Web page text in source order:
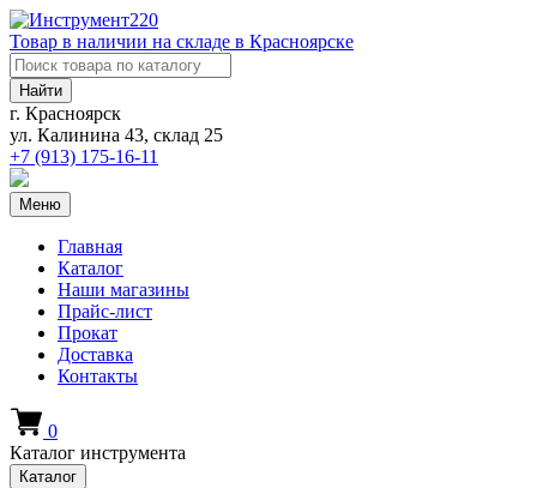
Товар в наличии на складе в Красноярске
Найти
г. Красноярск
ул. Калинина 43, склад 25
+7 (913) 175-16-11
Меню
Главная
Каталог
Наши магазины
Прайс-лист
Прокат
Доставка
Контакты
0
Каталог инструмента
Каталог